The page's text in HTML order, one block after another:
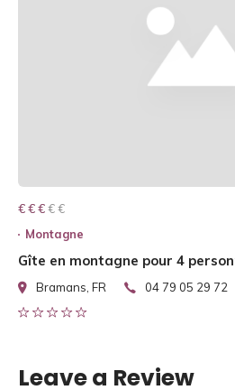
€ € € € €
€ € €
Montagne
Gîte en montagne pour 4
Bramans, FR 04 79 05 29 72
Leave a Review